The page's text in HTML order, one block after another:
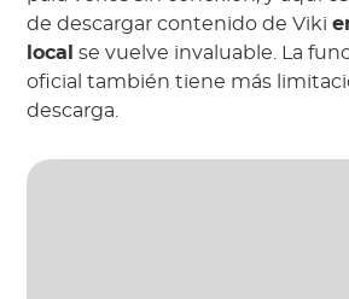
de descargar contenido de Viki
local
se vuelve invaluable. La
oficial también tiene más
descarga.